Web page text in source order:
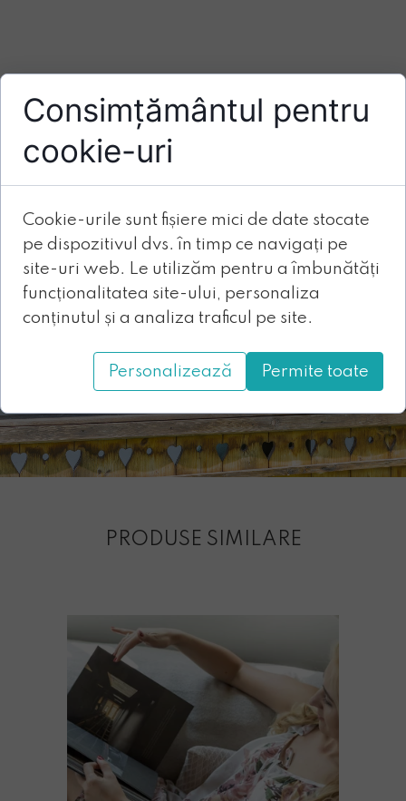
PRODUSE SIMILARE
Consimțământul pentru
cookie-uri
Cookie-urile sunt fișiere mici de date stocate
pe dispozitivul dvs. în timp ce navigați pe
site-uri web. Le utilizăm pentru a îmbunătăți
funcționalitatea site-ului, personaliza
conținutul și a analiza traficul pe site.
Personalizează Permite toate